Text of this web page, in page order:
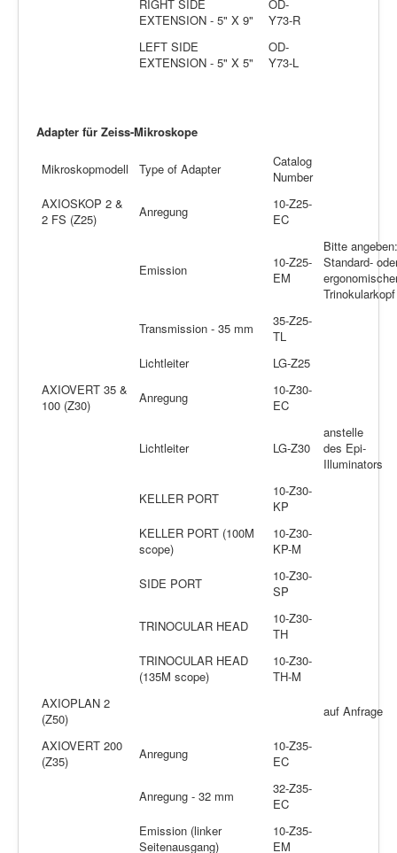
RIGHT SIDE
EXTENSION - 5" X 9"
OD-
Y73-R
LEFT SIDE
EXTENSION - 5" X 5"
OD-
Y73-L
Adapter für Zeiss-Mikroskope
Mikroskopmodell Type of Adapter
Catalog
Number
AXIOSKOP 2 &
2 FS (Z25)
Anregung
10-Z25-
EC
Emission
10-Z25-
EM
Bitte angeben:
Standard-
Trinokularkopf
Transmission - 35 mm
35-Z25-
TL
Lichtleiter
LG-Z25
AXIOVERT 35 &
100 (Z30)
Anregung
10-Z30-
EC
Lichtleiter LG-Z30
anstelle
des Epi-
Illuminators
KELLER PORT
10-Z30-
KP
KELLER PORT (100M
scope)
10-Z30-
KP-M
SIDE PORT
10-Z30-
SP
TRINOCULAR HEAD
10-Z30-
TH
TRINOCULAR HEAD
(135M scope)
10-Z30-
TH-M
AXIOPLAN 2
(Z50)
auf Anfrage
AXIOVERT 200
(Z35)
Anregung
10-Z35-
EC
Anregung - 32 mm
32-Z35-
EC
Emission (linker
Seitenausgang)
10-Z35-
EM